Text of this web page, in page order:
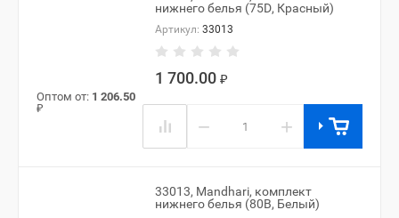
нижнего белья (75D, Красный)
Артикул: 33013
1 700.00 ₽
Оптом от: 1 206.50
₽
− +
33013, Mandhari, комплект
нижнего белья (80B, Белый)